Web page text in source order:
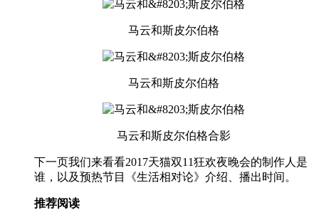
马云和​斯皮尔伯格
马云和​斯皮尔伯格
马云和​斯皮尔伯格合影
下一页我们来看看2017天猫双11狂欢夜晚会的制作人是
谁，以及预热节目《生活相对论》介绍、播出时间。
推荐阅读